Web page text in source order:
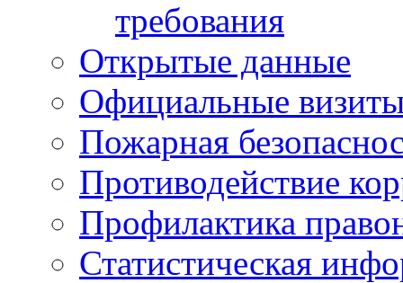
требования
Открытые данные
Официальные
Пожарная
Противодействие
Профилактика
Статистическая